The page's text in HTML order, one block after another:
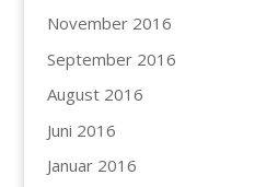
November 2016
September 2016
August 2016
Juni 2016
Januar 2016